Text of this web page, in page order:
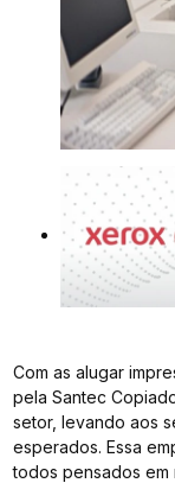
Com as alugar
pela Santec
setor, levando aos
esperados. Essa
todos pensados em